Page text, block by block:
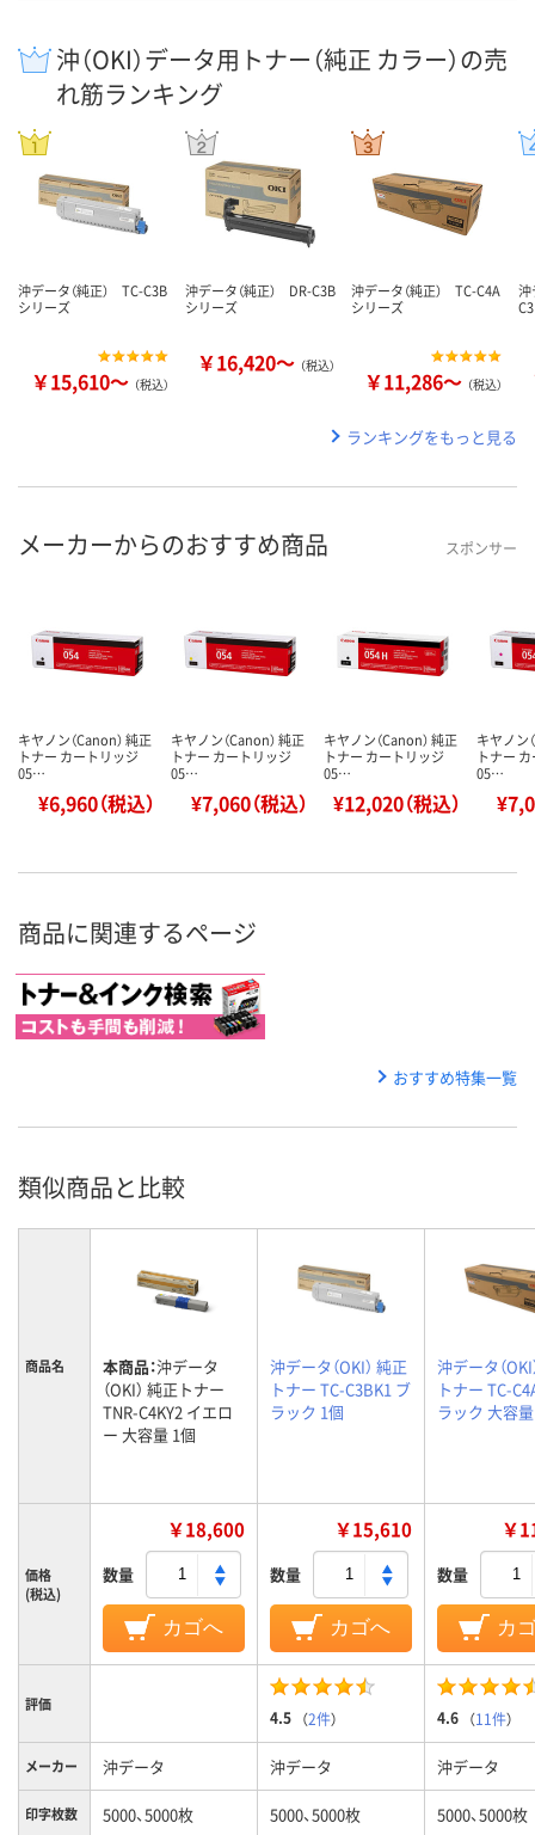
沖（OKI）データ用トナー（純正 カラー）の売
れ筋ランキング
沖データ（純正） TC-C3B
シリーズ
￥15,610～ （税込）
沖データ（純正） DR-C3B
シリーズ
￥16,420～ （税込）
沖データ（純正） TC-C4A
シリーズ
￥11,286～ （税込）
沖
ランキングをもっと見る
メーカーからのおすすめ商品 スポンサー
キヤノン（Canon） 純正
トナー カートリッジ
05…
¥6,960（税込）
キヤノン（Canon） 純正
トナー カートリッジ
05…
¥7,060（税込）
キヤノン（Canon） 純正
トナー カートリッジ
05…
¥12,020（税込）
キヤノン
トナー
05…
商品に関連するページ
おすすめ特集一覧
類似商品と比較
商品名 本商品：沖データ
（OKI） 純正トナー
TNR-C4KY2 イエロ
ー 大容量 1個
沖データ（OKI） 純正
トナー TC-C3BK1 ブ
ラック 1個
沖データ（OKI
トナー TC-
ラック 大容
価格
(税込)
￥18,600
数量
カゴへ
￥15,610
数量
カゴへ
￥
数量
カ
評価
4.5 （2件） 4.6 （11件）
メーカー 沖データ 沖データ 沖データ
印字枚数 5000、5000枚 5000、5000枚 5000、5000枚